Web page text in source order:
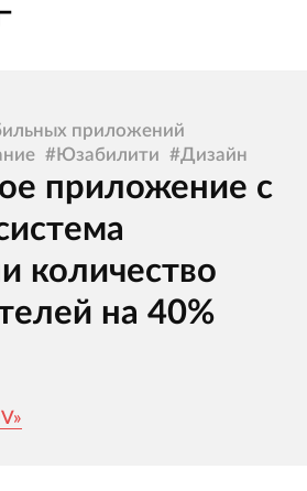
приложений
#Юзабилити #Дизайн
приложение с
количество
на 40%